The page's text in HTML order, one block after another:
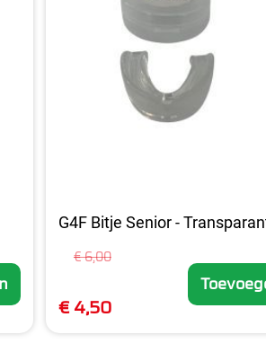
G4F Bitje Senior -
€ 6,00
€ 4,50